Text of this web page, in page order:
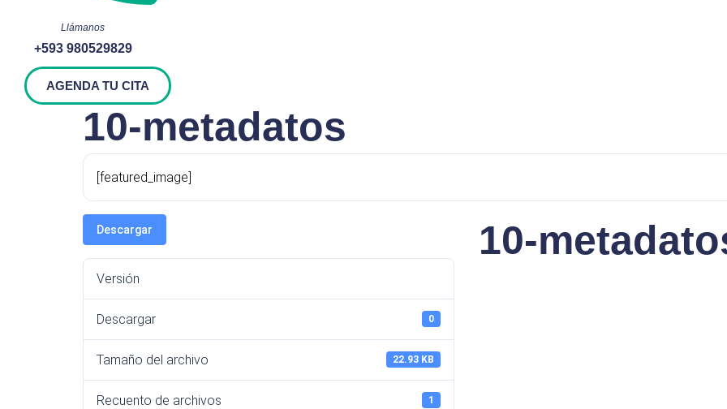
Llámanos
+593 980529829
AGENDA TU CITA
10-metadatos
[featured_image]
Descargar
Versión
Descargar 0
Tamaño del archivo 22.93 KB
Recuento de archivos 1
10-